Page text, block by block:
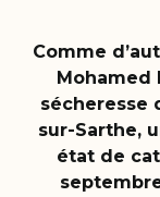
Comme
Mohamed
sécheresse
sur-Sarthe,
état de